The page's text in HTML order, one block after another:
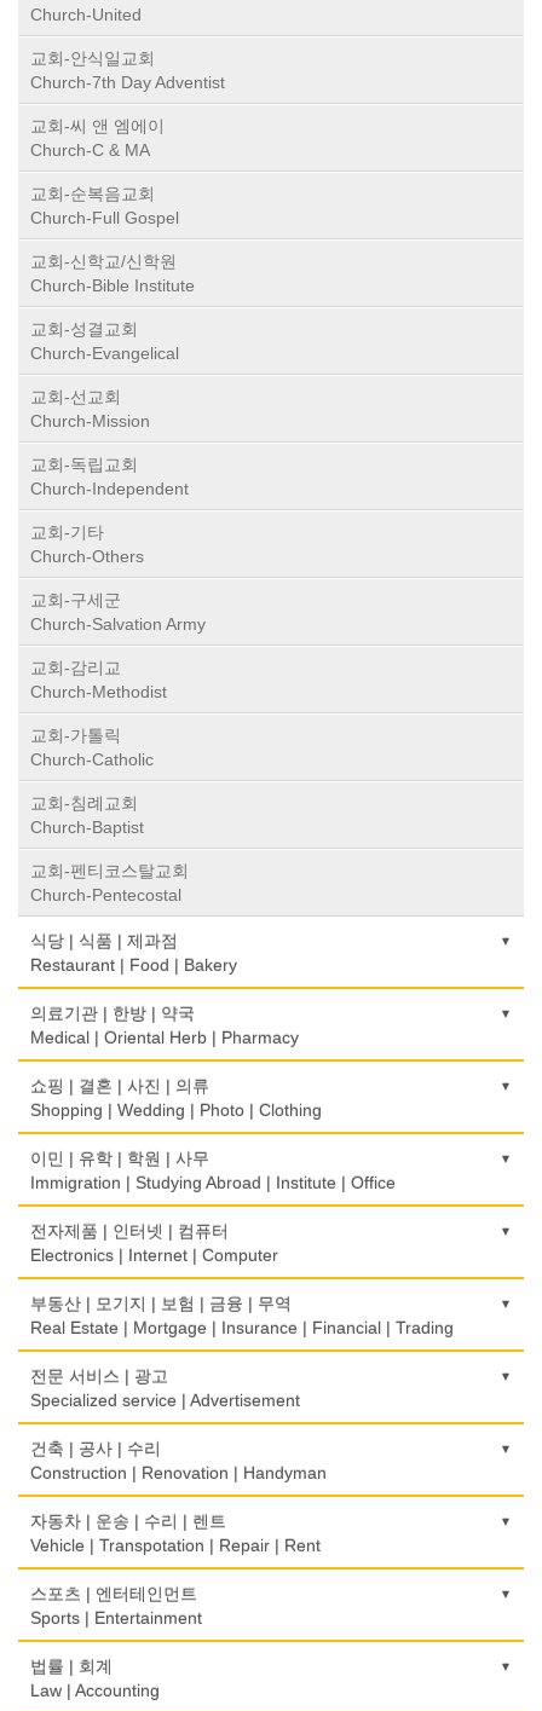
Church-United
교회-안식일교회
Church-7th Day Adventist
교회-씨 앤 엠에이
Church-C & MA
교회-순복음교회
Church-Full Gospel
교회-신학교/신학원
Church-Bible Institute
교회-성결교회
Church-Evangelical
교회-선교회
Church-Mission
교회-독립교회
Church-Independent
교회-기타
Church-Others
교회-구세군
Church-Salvation Army
교회-감리교
Church-Methodist
교회-가톨릭
Church-Catholic
교회-침례교회
Church-Baptist
교회-펜티코스탈교회
Church-Pentecostal
식당 | 식품 | 제과점
Restaurant | Food | Bakery
농장
Farm
떡집/방앗간
Rice Cake
Fish Market
Restaurant
식당장비
Food Equipment
식품점
Korean Food
Food Manufacturing
와인제조
정육점
제과점
Bakery
식품도매
의료기관 | 한방 | 약국
Medical | Oriental Herb | Pharmacy
의사-검안의
Optometrist
보청기
Hearing Aid
Bidet
Psychologist/Psychiatrist
안경점
Optical Stores
의료기구
Medical Instruments
Denturist
한의원/한약
Oriental Herb/Acupuncture
약국
의사-내과
쇼핑 | 결혼 | 사진 | 의류
Shopping | Wedding | Photo | Clothing
한복집
Korean Costume
유리/거울/액자
Glass/Mirror/Frame
Children's Ware
Wedding
인터넷 쇼핑
Internet Shopping
결혼상담
Marriage Consulting
Florist
모피점
백화점/선물센터
이민 | 유학 | 학원 | 사무
Immigration | Studying Abroad | Institute | Office
이민/유학
Immigration/Studying Abroad
사무기기
Office Equipment
Stationery/Office Equipment
Book Store
운전학원
Driving School
한글학교
Korean Language School
Boarding House
학교/학원
전자제품 | 인터넷 | 컴퓨터
Electronics | Internet | Computer
금전등록기
Cash Register
인터넷 서비스/까페
Internet Service/Cafe
전자제품 판매/수리
Electronic Goods Sales/Repair
Telephone/Communication Service
컴퓨터 판매/수리
Computer Sales/Repair
부동산 | 모기지 | 보험 | 금융 | 무역
Real Estate | Mortgage | Insurance | Financial | Trading
도매
Wholesale
모기지
Mortgage
International Trade
Insurance/Investment/Finance
부동산 관리
Property Management
전문 서비스 | 광고
Specialized service | Advertisement
광고/그래픽 디자인
Advertising/Graphic Design
광고 에이전트
Advertising Agency
경보/도난방지
Alarm/Security System
Cemetery/Monument
건축 | 공사 | 수리
Construction | Renovation | Handyman
건축시공/개조
Construction/Home Renovation
건축설계사
Architect
Architecture
자동차 | 운송 | 수리 | 렌트
Vehicle | Transpotation | Repair | Rent
운송/통관/이삿짐
Transportation/Moving
택배
Courier Service
스포츠 | 엔터테인먼트
Sports | Entertainment
골프장비
Golf Equipment
법률 | 회계
Law | Accounting